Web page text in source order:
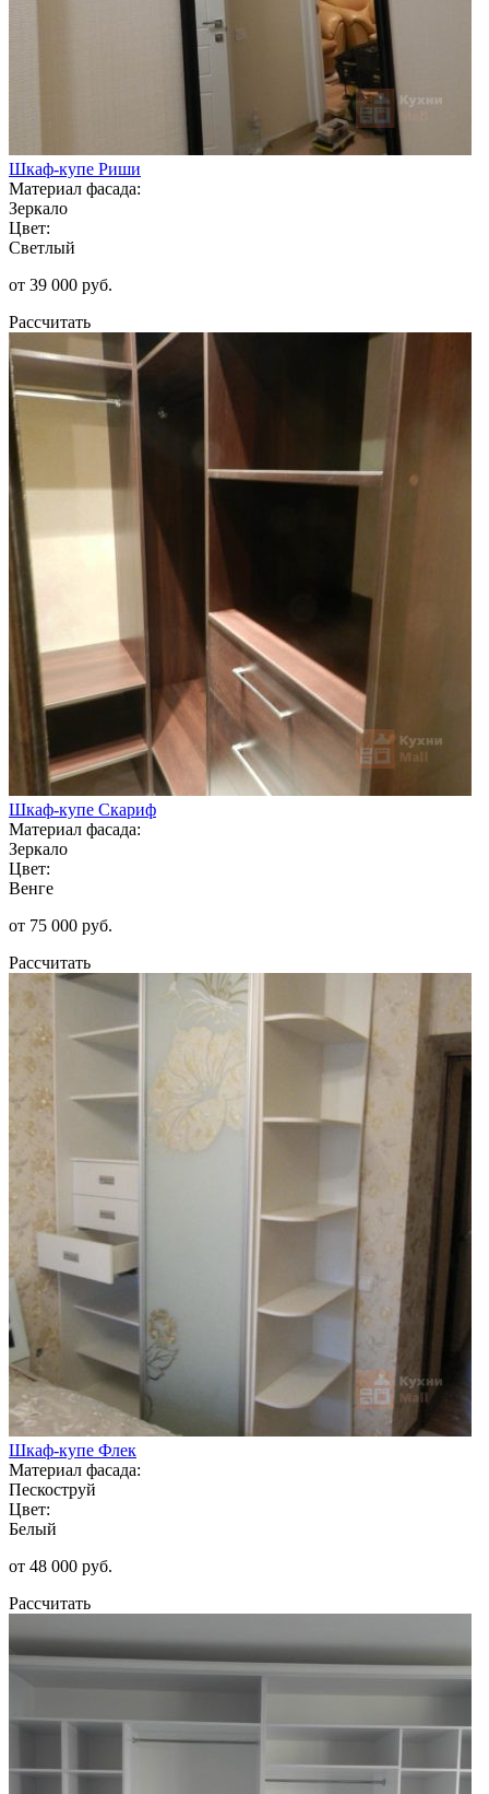
Шкаф-купе Риши
Материал фасада:
Зеркало
Цвет:
Светлый
от 39 000 руб.
Рассчитать
Шкаф-купе Скариф
Материал фасада:
Зеркало
Цвет:
Венге
от 75 000 руб.
Рассчитать
Шкаф-купе Флек
Материал фасада:
Пескоструй
Цвет:
Белый
от 48 000 руб.
Рассчитать